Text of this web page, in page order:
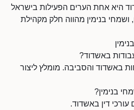
היא אחת הערים הפעילות בישראל
ושמחי בנימין מהווה חלק מקהילת
באשדוד?
באשדוד והסביבה. מומלץ ליצור
בנימין?
דין באשדוד.